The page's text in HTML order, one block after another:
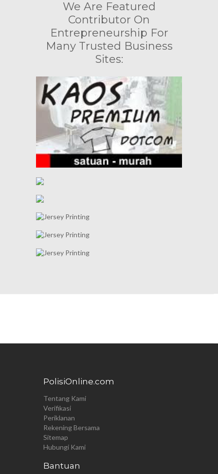
We Are Featured
Contributor On
Entrepreneurship For
Many Trusted Business
Sites:
PolisiOnline.com
Tentang Kami
Verifikasi
Periklanan
Rekening Bersama
Sitemap
Hubungi Kami
Bantuan